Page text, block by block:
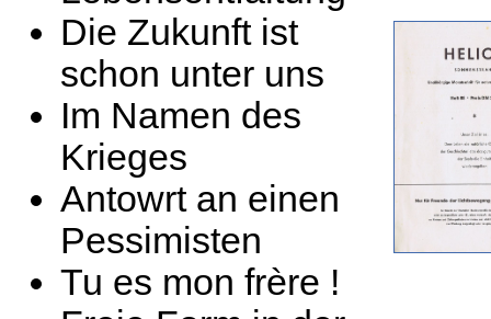
Die Zukunft ist
schon unter uns
Im Namen des
Krieges
Antowrt an einen
Pessimisten
Tu es mon frère !